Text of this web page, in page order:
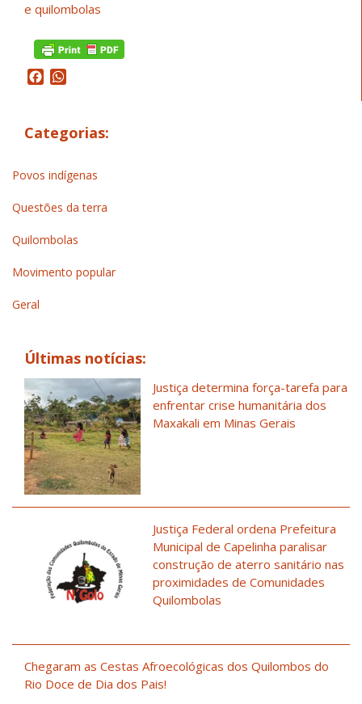
e quilombolas
Facebook
Categorias:
Povos indígenas
Questões da terra
Quilombolas
Movimento popular
Geral
Últimas notícias:
Justiça determina força-tarefa para
enfrentar crise humanitária dos
Maxakali em Minas Gerais
Justiça Federal ordena Prefeitura
Municipal de Capelinha paralisar
construção de aterro sanitário nas
proximidades de Comunidades
Quilombolas
Chegaram as Cestas Afroecológicas dos Quilombos do
Rio Doce de Dia dos Pais!